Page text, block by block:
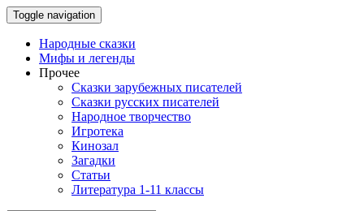
Toggle navigation
Народные сказки
Мифы и легенды
Прочее
Сказки зарубежных писателей
Сказки русских писателей
Народное творчество
Игротека
Кинозал
Загадки
Статьи
Литература 1-11 классы